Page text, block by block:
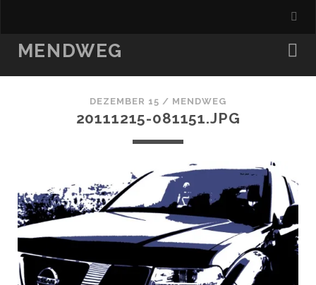
MENDWEG
DEZEMBER 15 / MENDWEG
20111215-081151.JPG